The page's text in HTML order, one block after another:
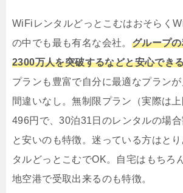
WiFiレンタルどっとこむはおそらく
の中でも最も有名な会社。 グループ
2300万人を突破するなどと安心でき
プランも豊富で自分に最適なプラン
間違いなし。無制限プラン（実際は
496円で、30泊31日のレンタルの場
と安いのも特徴。迷っている方はと
タルどっとこむでOK。自宅はもちろ
地空港で受取出来るのも特徴。